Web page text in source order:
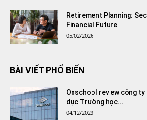
Retirement Planning:
Financial Future
05/02/2026
BÀI VIẾT PHỔ BIẾN
Onschool review công ty
dục Trường học...
04/12/2023